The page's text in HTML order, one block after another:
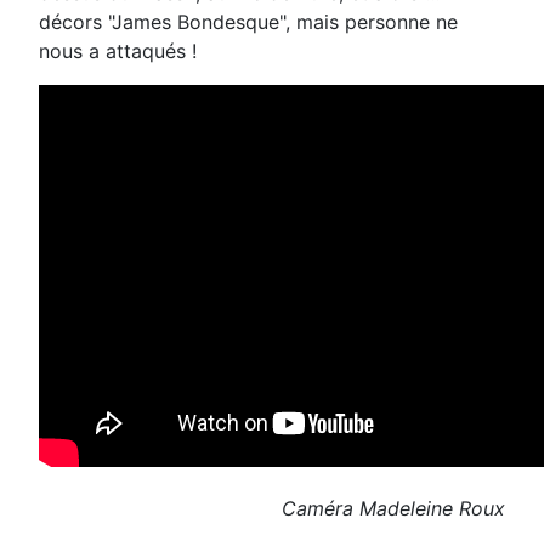
décors "James Bondesque", mais personne ne
nous a attaqués !
Caméra Madeleine Roux